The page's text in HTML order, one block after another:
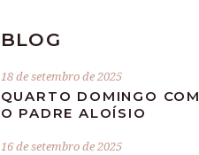
BLOG
18 de setembro de 2025
QUARTO DOMINGO COM
O PADRE ALOÍSIO
16 de setembro de 2025